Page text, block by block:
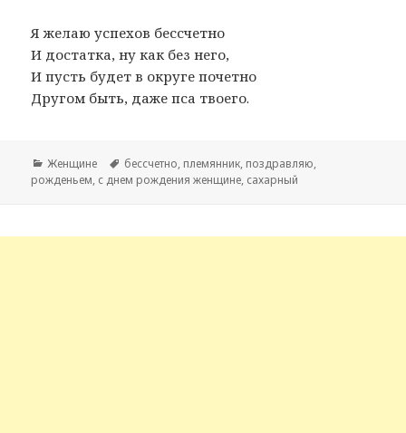
Я желаю успехов бессчетно
И достатка, ну как без него,
И пусть будет в округе почетно
Другом быть, даже пса твоего.
Рубрики
Женщине Метки
бессчетно, племянник, поздравляю,
рожденьем, с днем рождения женщине, сахарный